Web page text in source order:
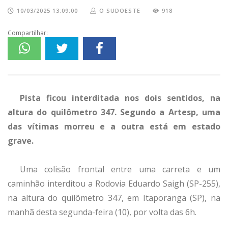
10/03/2025 13:09:00 O SUDOESTE 918
Compartilhar:
Pista ficou interditada nos dois sentidos, na
altura do quilômetro 347. Segundo a Artesp, uma
das vítimas morreu e a outra está em estado
grave.
Uma colisão frontal entre uma carreta e um
caminhão interditou a Rodovia Eduardo Saigh (SP-255),
na altura do quilômetro 347, em Itaporanga (SP), na
manhã desta segunda-feira (10), por volta das 6h.